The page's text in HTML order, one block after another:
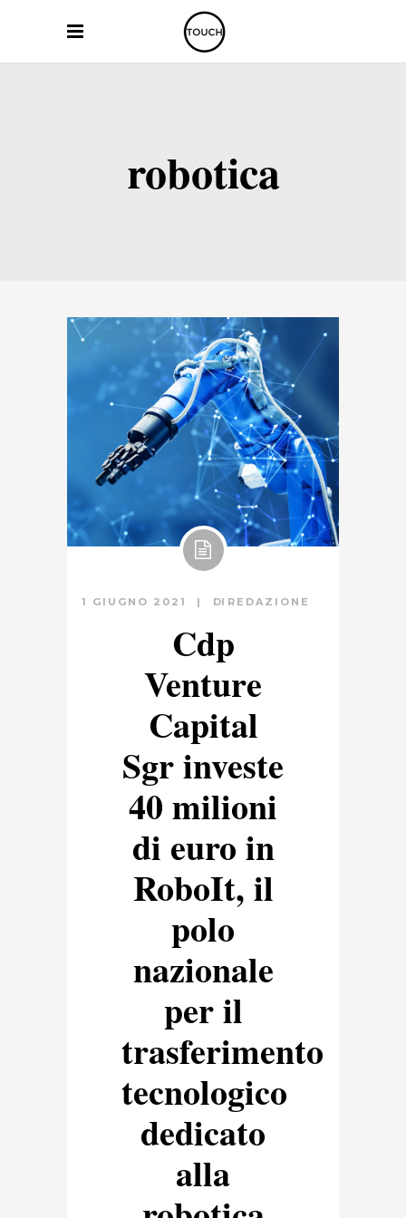
robotica
1 GIUGNO 2021 DI REDAZIONE
Cdp
Venture
Capital
Sgr investe
40 milioni
di euro in
RoboIt, il
polo
nazionale
per il
trasferimento
tecnologico
dedicato
alla